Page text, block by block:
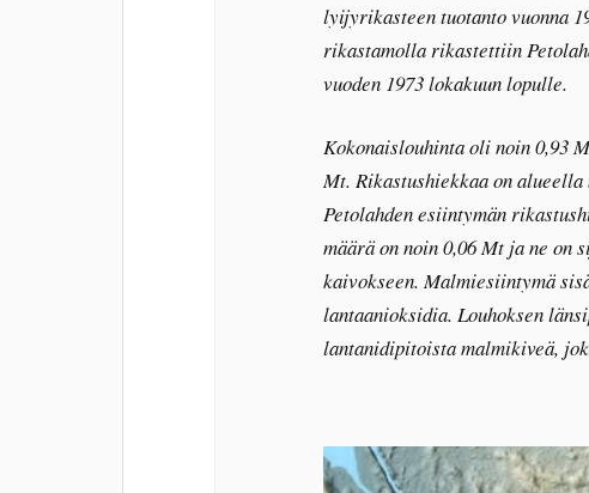
lyijyrikasteen tuotanto vuonna
rikastamolla rikastettiin
vuoden 1973 lokakuun lopulle.
Kokonaislouhinta oli noin 0,93
Mt. Rikastushiekkaa on
Petolahden esiintymän
määrä on noin 0,06 Mt ja ne on
kaivokseen. Malmiesiintymä
lantaanioksidia. Louhoksen
lantanidipitoista malmikiveä,